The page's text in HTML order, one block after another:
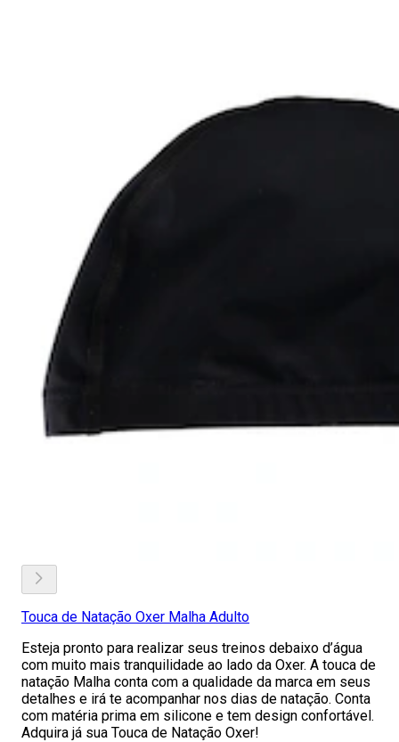
Touca de Natação Oxer Malha Adulto
Esteja pronto para realizar seus treinos debaixo d’água
com muito mais tranquilidade ao lado da Oxer. A touca de
natação Malha conta com a qualidade da marca em seus
detalhes e irá te acompanhar nos dias de natação. Conta
com matéria prima em silicone e tem design confortável.
Adquira já sua Touca de Natação Oxer!